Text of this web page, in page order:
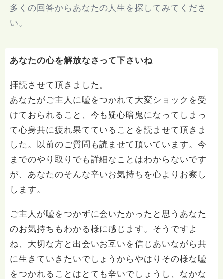
多くの回答からあなたの人生を探してみてくださ
い。
あなたの心を解放なさって下さいね
拝読させて頂きました。
あなたがご主人に嘘をつかれて大変ショックを受
けておられること、今も疑心暗鬼になってしまっ
て心身共に疲れ果てていることを読ませて頂きま
した。以前のご質問も読ませて頂いています。今
までのやり取りでも詳細なことはわからないです
が、あなたのそんな辛いお気持ちを心よりお察し
します。
ご主人が嘘をつかずに会いたかったと思うあなた
のお気持ちもわかる様に感じます。そうですよ
ね、大切な方と出会いお互いを信じあいながら共
に生きていきたいでしょうからやはりその様な嘘
をつかれることはとても辛いでしょうし、なかな